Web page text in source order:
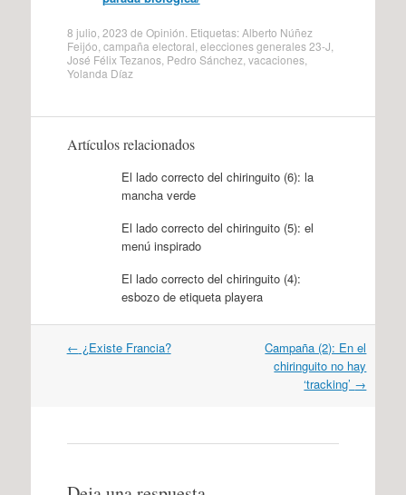
8 julio, 2023 de Opinión . Etiquetas:Alberto Núñez
Feijóo campaña electoral elecciones generales 23-J
José Félix Tezanos, Pedro Sánchez, vacaciones,
Yolanda Díaz
Artículos relacionados
El lado correcto del chiringuito (6): la
mancha verde
El lado correcto del chiringuito (5): el
menú inspirado
El lado correcto del chiringuito (4):
esbozo de etiqueta playera
Navegación
← ¿Existe Francia?
Campaña (2): En el
chiringuito no hay
‘tracking’ →